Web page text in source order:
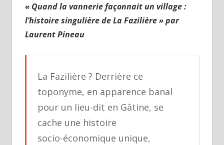
La
Fazilière
par
Laurent
« Quand la vannerie façonnait un village :
l’histoire singulière de La Fazilière » par
Laurent Pineau
La Fazilière ? Derrière ce
toponyme, en apparence banal
pour un lieu-dit en Gâtine, se
cache une histoire
socio-économique unique,